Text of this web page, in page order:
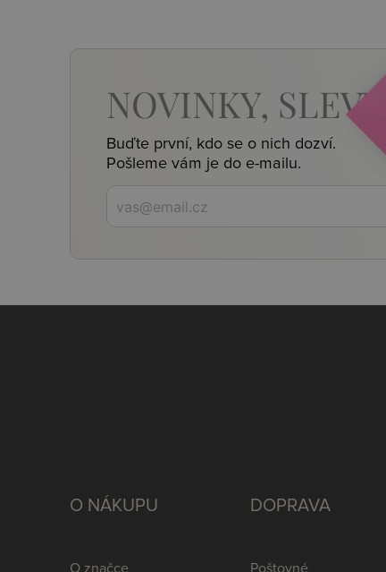
NOVINKY,
Buďte první, kdo se o nich dozví.
Pošleme vám je do e-mailu.
O NÁKUPU
O značce
DOPRAVA
Poštovné